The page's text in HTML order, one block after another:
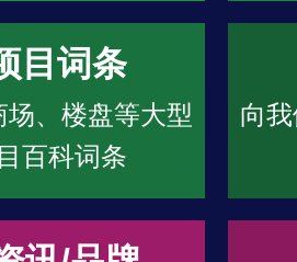
目词条
、楼盘等大型
百科词条
向